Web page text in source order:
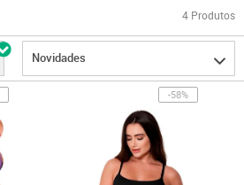
4 Produtos
Novidades
-58%